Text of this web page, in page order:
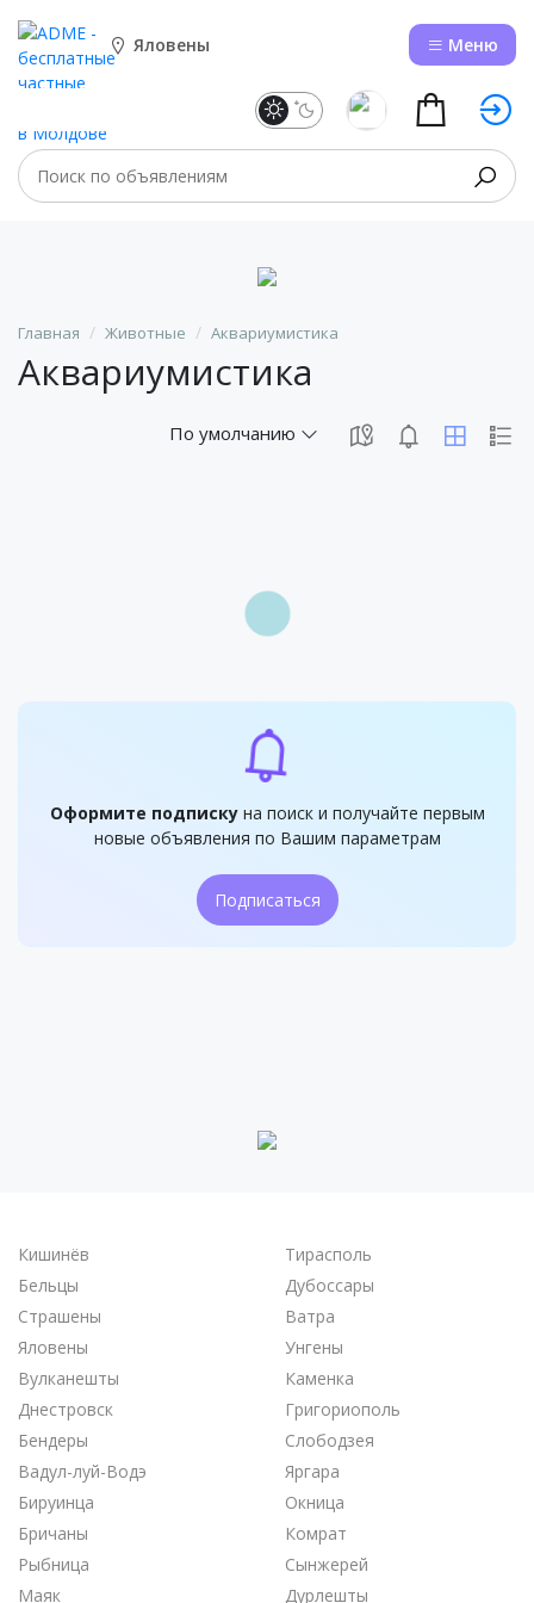
Яловены Меню
Главная Животные Аквариумистика
Аквариумистика
По умолчанию
Оформите подпискуна поиск и получайте первым
новые объявления по Вашим параметрам
Подписаться
Кишинёв
Бельцы
Страшены
Яловены
Вулканешты
Днестровск
Бендеры
Вадул-луй-Водэ
Тирасполь
Дубоссары
Ватра
Унгены
Каменка
Григориополь
Слободзея
Яргара
Бируинца
Бричаны
Рыбница
Маяк
Окница
Комрат
Сынжерей
Дурлешты